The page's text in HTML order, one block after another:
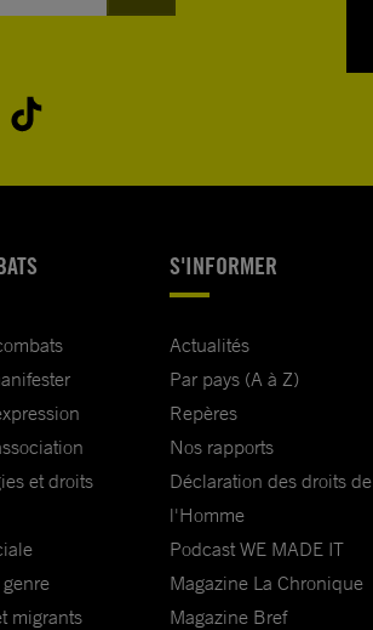
et droits
migrants
S'INFORMER
Actualités
Par pays (A à Z)
Repères
Nos rapports
Déclaration des droits de
l'Homme
Podcast WE MADE IT
Magazine La Chronique
Magazine Bref